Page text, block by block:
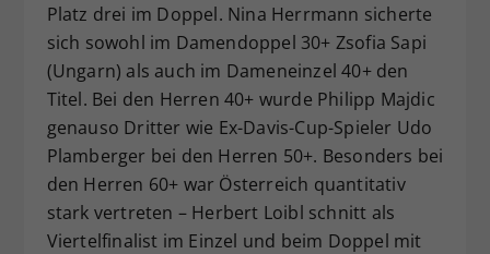
Platz drei im Doppel. Nina Herrmann sicherte
sich sowohl im Damendoppel 30+ Zsofia Sapi
(Ungarn) als auch im Dameneinzel 40+ den
Titel. Bei den Herren 40+ wurde Philipp Majdic
genauso Dritter wie Ex-Davis-Cup-Spieler Udo
Plamberger bei den Herren 50+. Besonders bei
den Herren 60+ war Österreich quantitativ
stark vertreten – Herbert Loibl schnitt als
Viertelfinalist im Einzel und beim Doppel mit